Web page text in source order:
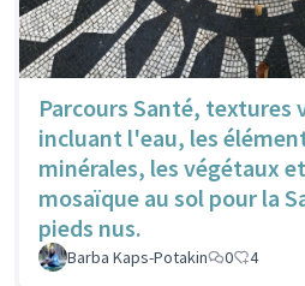
Parcours Santé, textures
incluant l'eau, les
minérales, les végétaux
mosaïque au sol pour la
pieds nus.
Barba Kaps-Potakin 0 4